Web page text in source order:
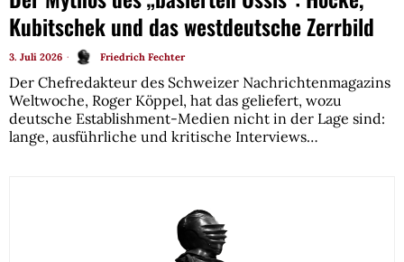
Kubitschek und das westdeutsche Zerrbild
3. Juli 2026 Friedrich Fechter
Der Chefredakteur des Schweizer Nachrichtenmagazins
Weltwoche, Roger Köppel, hat das geliefert, wozu
deutsche Establishment-Medien nicht in der Lage sind:
lange, ausführliche und kritische Interviews…